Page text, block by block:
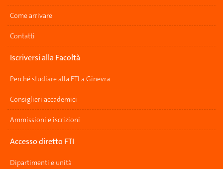
Come arrivare
Contatti
Iscriversi alla Facoltà
Perché studiare alla FTI a Ginevra
Consiglieri accademici
Ammissioni e iscrizioni
Accesso diretto FTI
Dipartimenti e unità